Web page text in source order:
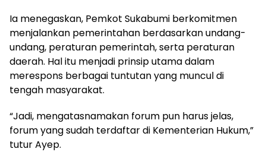
Ia menegaskan, Pemkot Sukabumi berkomitmen
menjalankan pemerintahan berdasarkan undang-
undang, peraturan pemerintah, serta peraturan
daerah. Hal itu menjadi prinsip utama dalam
merespons berbagai tuntutan yang muncul di
tengah masyarakat.
“Jadi, mengatasnamakan forum pun harus jelas,
forum yang sudah terdaftar di Kementerian Hukum,”
tutur Ayep.